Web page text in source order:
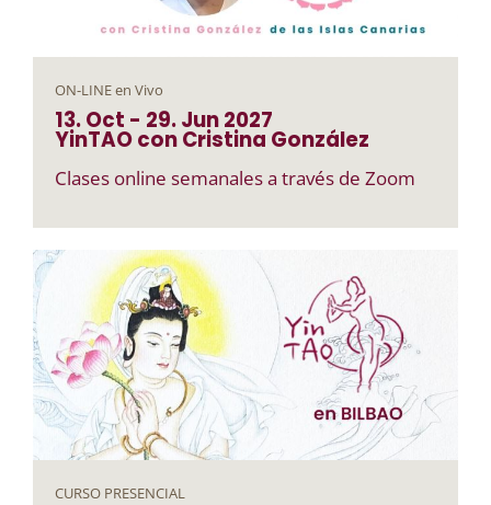
ON-LINE en Vivo
13. Oct - 29. Jun 2027
YinTAO con Cristina González
Clases online semanales a través de Zoom
CURSO PRESENCIAL